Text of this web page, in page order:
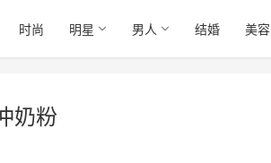
时尚 明星 男人 结婚 美容
奶粉